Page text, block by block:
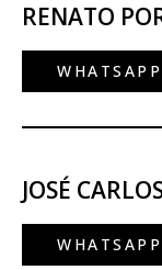
RENATO
JOSÉ